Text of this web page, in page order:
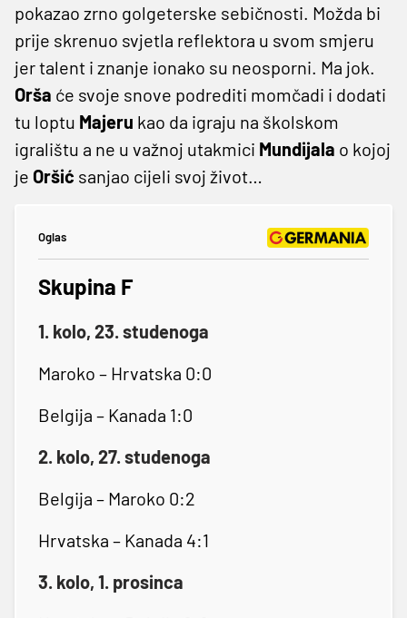
pokazao zrno golgeterske sebičnosti. Možda bi
prije skrenuo svjetla reflektora u svom smjeru
jer talent i znanje ionako su neosporni. Ma jok.
Orša će svoje snove podrediti momčadi i dodati
tu loptu Majeru kao da igraju na školskom
igralištu a ne u važnoj utakmici Mundijala o kojoj
je Oršić sanjao cijeli svoj život…
Oglas
Skupina F
1. kolo, 23. studenoga
Maroko – Hrvatska 0:0
Belgija – Kanada 1:0
2. kolo, 27. studenoga
Belgija – Maroko 0:2
Hrvatska – Kanada 4:1
3. kolo, 1. prosinca